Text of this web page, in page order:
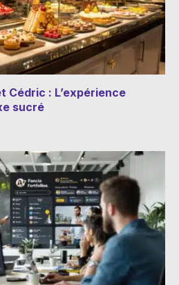
Cédric : L’expérience
sucré